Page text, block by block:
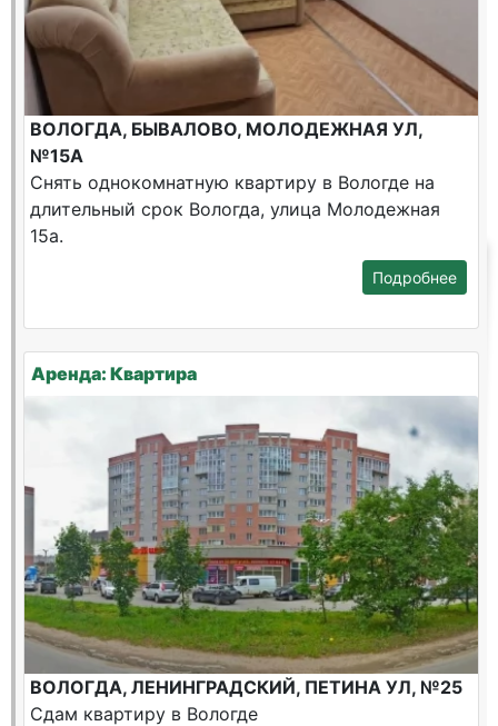
ВОЛОГДА, БЫВАЛОВО, МОЛОДЕЖНАЯ УЛ,
№15А
Снять однокомнатную квартиру в Вологде на
длительный срок Вологда, улица Молодежная
15а.
Подробнее
Аренда: Квартира
ВОЛОГДА, ЛЕНИНГРАДСКИЙ, ПЕТИНА УЛ, №25
Сдам квартиру в Вологде